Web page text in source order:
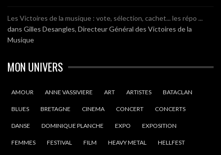
Les Victoires de la musique : vote, sélection, cachet... les répo ...
dans Gilles Desangles, Directeur Général des Victoires de la
Musique
MON UNIVERS
AMOUR ANNE VASSIVIERE ART ARTISTES BATACLAN
BLUES BRETAGNE CINEMA CONCERT CONCERTS
DANSE DOMINIQUE PLANCHE EXPO EXPOSITION
FEMMES FESTIVAL FILM HEAVY METAL HELLFEST